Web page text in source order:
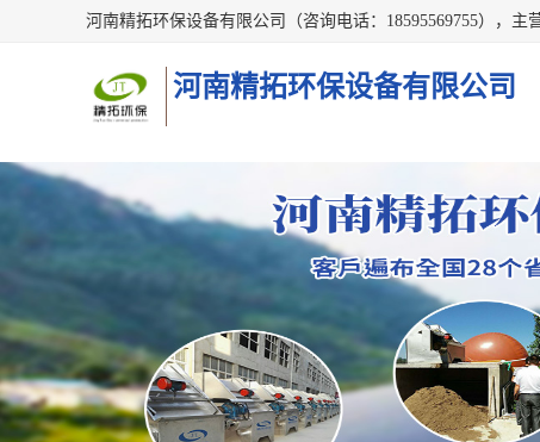
河南精拓环保设备有限公司